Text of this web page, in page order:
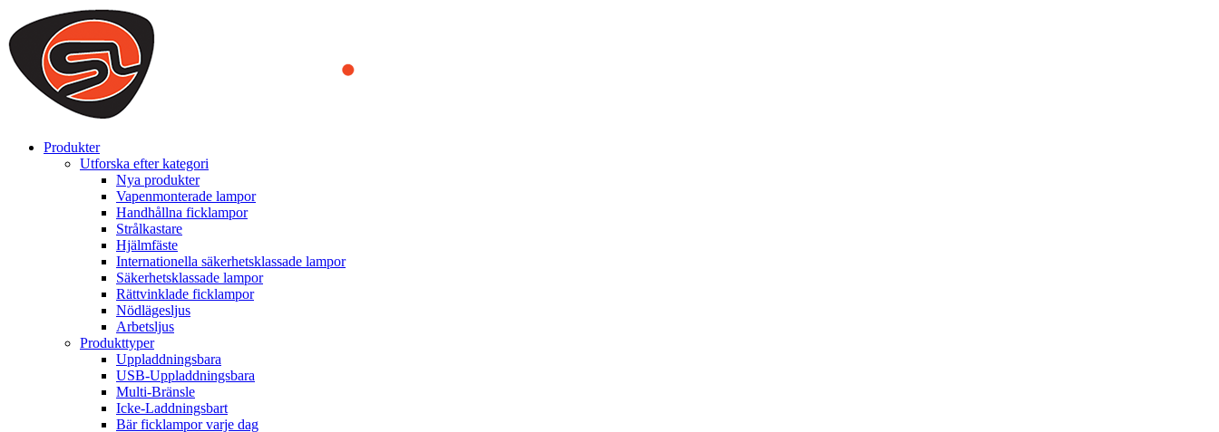
We use cookies to ensure that we provide you the best experience on our website. By continuing to browse this website, you accept that cookies are used to help us analyze how the website is used and to offer
you a better experience. To learn more or to find out how you can disable cookies, you can access our
ACCEPT AND CLOSE
Produkter
Utforska efter kategori
Nya produkter
Vapenmonterade lampor
Handhållna ficklampor
Strålkastare
Hjälmfäste
Internationella säkerhetsklassade lampor
Säkerhetsklassade lampor
Rättvinklade ficklampor
Nödlägesljus
Arbetsljus
Produkttyper
Uppladdningsbara
USB-Uppladdningsbara
Multi-Bränsle
Icke-Laddningsbart
Bär ficklampor varje dag